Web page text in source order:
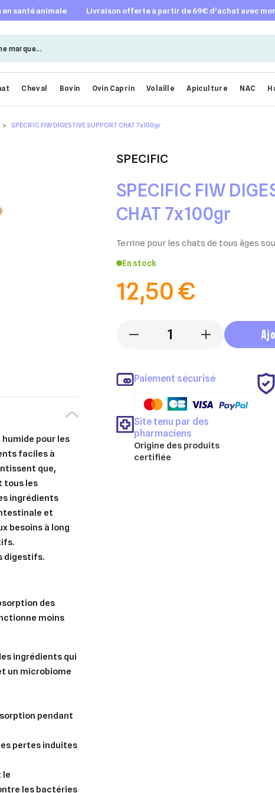
en santé animale livraison offerte à partir de 69€ d’achat avec
Cheval Bovin Ovin Caprin Volaille Apiculture NAC
SPECIFIC FIW DIGESTIVE SUPPORT CHAT 7x100gr
SPECIFIC
SPECIFIC FIW
CHAT 7x100gr
Terrine pour les chats de tous âges
En stock
12,50 €
- +
Paiement sécurisé
Site tenu par des
pharmaciens
Origine des produits
certifiée
pour les
faciles à
que,
tous les
ingrédients
et
besoins à long
digestifs.
des
moins
ingrédients qui
un microbiome
pendant
pertes induites
le
les bactéries